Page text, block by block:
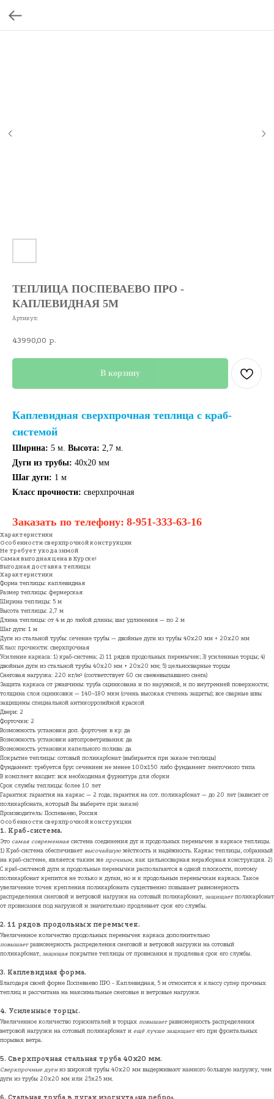
ТЕПЛИЦА ПОСПЕВАЕВО ПРО -
КАПЛЕВИДНАЯ 5М
Артикул:
43990,00 р.
В корзину
Каплевидная сверхпрочная теплица с краб-
системой
Ширина: 5 м. Высота: 2,7 м.
Дуги из трубы: 40х20 мм
Шаг дуги: 1 м
Класс прочности: сверхпрочная
Заказать по телефону: 8-951-333-63-16
Характеристики
Особенности сверхпрочной конструкции
Не требует ухода зимой
Самая выгодная цена в Курске!
Выгодная доставка теплицы
Характеристики
Форма теплицы: каплевидная
Размер теплицы: фермерская
Ширина теплицы: 5 м
Высота теплицы: 2,7 м
Длина теплицы: от 4 м до любой длины; шаг удлинения — по 2 м
Шаг дуги: 1 м
Дуги из стальной трубы: сечение трубы — двойные дуги из трубы 40х20 мм + 20х20 мм
Класс прочности: сверхпрочная
Усиление каркаса: 1) краб-система; 2) 11 рядов продольных перемычек; 3) усиленные торцы; 4)
двойные дуги из стальной трубы 40х20 мм + 20х20 мм; 5) цельносварные торцы
Снеговая нагрузка: 220 кг/м² (соответствует 60 см свежевыпавшего снега)
Защита каркаса от ржавчины: труба оцинкована и по наружной, и по внутренней поверхности;
толщина слоя оцинковки — 140–180 мкм (очень высокая степень защиты); все сварные швы
защищены специальной антикоррозийной краской
Двери: 2
Форточки: 2
Возможность установки доп. форточек в кр: да
Возможность установки автопроветривания: да
Возможность установки капельного полива: да
Покрытие теплицы: сотовый поликарбонат (выбирается при заказе теплицы)
Фундамент: требуется брус сечением не менее 100х150 либо фундамент ленточного типа
В комплект входит: вся необходимая фурнитура для сборки
Срок службы теплицы: более 10 лет
Гарантия: гарантия на каркас — 2 года; гарантия на сот. поликарбонат — до 20 лет (зависит от
поликарбоната, который Вы выберете при заказе)
Производитель: Поспеваево, Россия
Особенности сверхпрочной конструкции
1. Краб-система.
Это самая современная система соединения дуг и продольных перемычек в каркасе теплицы.
1) Краб-система обеспечивает высочайшую жёсткость и надёжность. Каркас теплицы, собранный
на краб-системе, является таким же прочным, как цельносварная неразборная конструкция. 2)
С краб-системой дуги и продольные перемычки располагаются в одной плоскости, поэтому
поликарбонат крепится не только к дугам, но и к продольным перемычкам каркаса. Такое
увеличение точек крепления поликарбоната существенно повышает равномерность
распределения снеговой и ветровой нагрузки на сотовый поликарбонат, защищаетполикарбонат
от провисания под нагрузкой и значительно продлевает срок его службы.
2. 11 рядов продольных перемычек.
Увеличенное количество продольных перемычек каркаса дополнительно
повышаетравномерность распределения снеговой и ветровой нагрузки на сотовый
поликарбонат, защищая покрытие теплицы от провисания и продлевая срок его службы.
3. Каплевидная форма.
Благодаря своей форме Поспеваево ПРО - Каплевидная, 5 м относится к классу супер прочных
теплиц и рассчитана на максимальные снеговые и ветровые нагрузки.
4. Усиленные торцы.
Увеличенное количество горизонталей в торцах повышаетравномерность распределения
ветровой нагрузки на сотовый поликарбонат и ещё лучше защищаетего при фронтальных
порывах ветра.
5. Сверхпрочная стальная труба 40х20 мм.
Сверхпрочные дугииз широкой трубы 40х20 мм выдерживают намного большую нагрузку, чем
дуги из трубы 20х20 мм или 25х25 мм.